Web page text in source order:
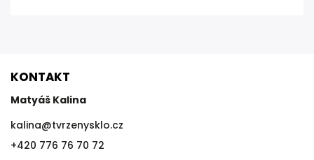
KONTAKT
Matyáš Kalina
kalina@tvrzenysklo.cz
+420 776 76 70 72